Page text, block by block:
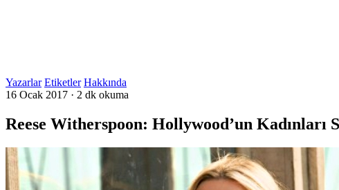
Yazarlar Etiketler Hakkında
16 Ocak 2017 · 2 dk okuma
Reese Witherspoon: Hollywood’un Kadınları